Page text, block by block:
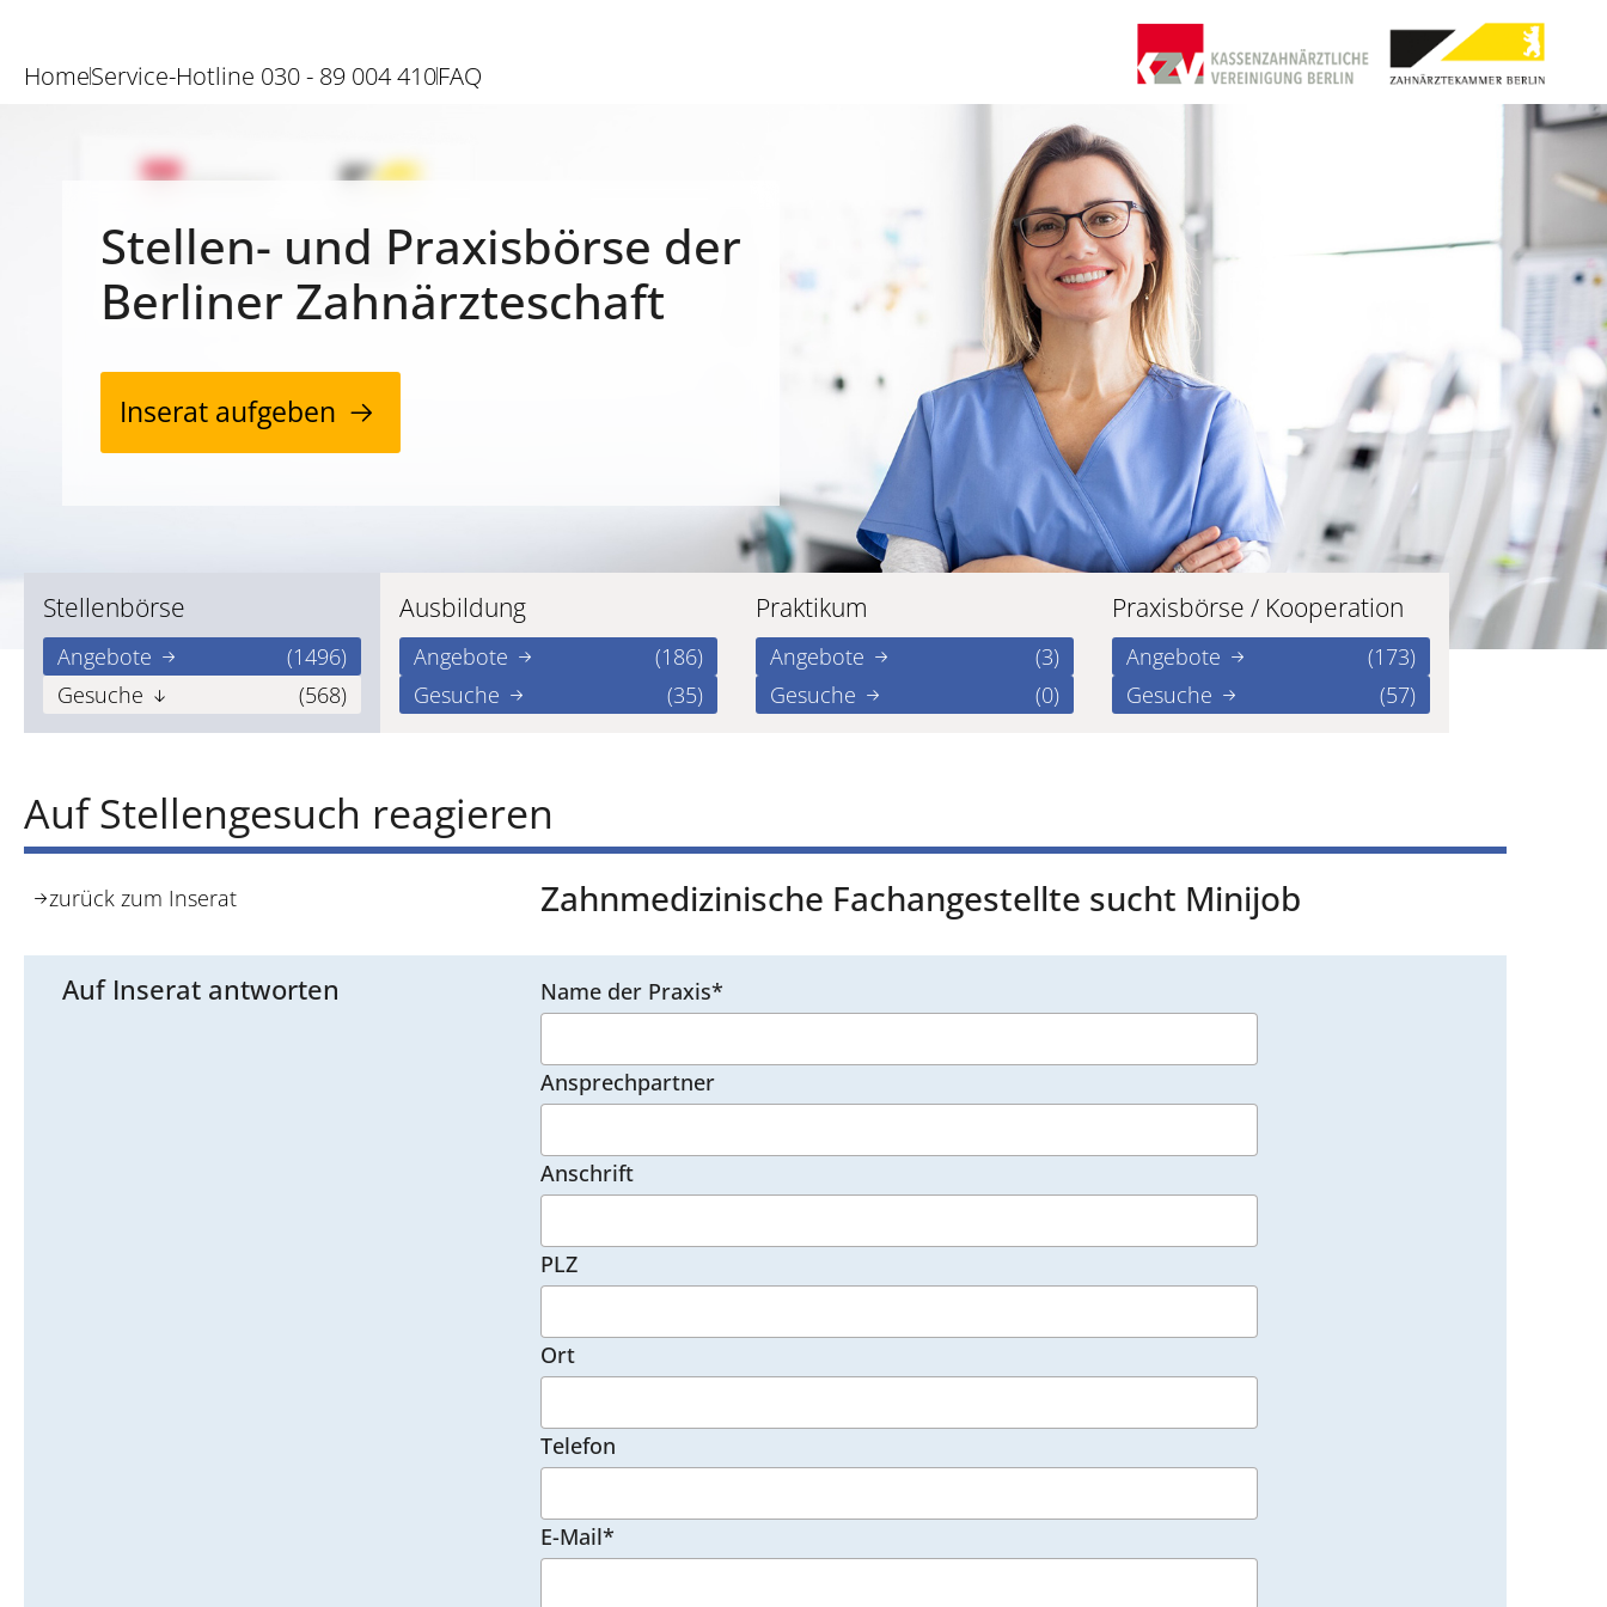
HomeService-Hotline 030 - 89 004 410FAQ
Stellen- und Praxisbörse der
Berliner Zahnärzteschaft
Inserat aufgeben
Stellenbörse
Angebote
(1496)
Gesuche
(568)
Ausbildung
Angebote
(186)
Gesuche
(35)
Praktikum
Angebote
(3)
Gesuche
(0)
Praxisbörse / Kooperation
Angebote
(173)
Gesuche
(57)
Auf Stellengesuch reagieren
zurück zum Inserat Zahnmedizinische Fachangestellte sucht Minijob
Auf Inserat antworten Name der Praxis*
Ansprechpartner
Anschrift
PLZ
Ort
Telefon
E-Mail*